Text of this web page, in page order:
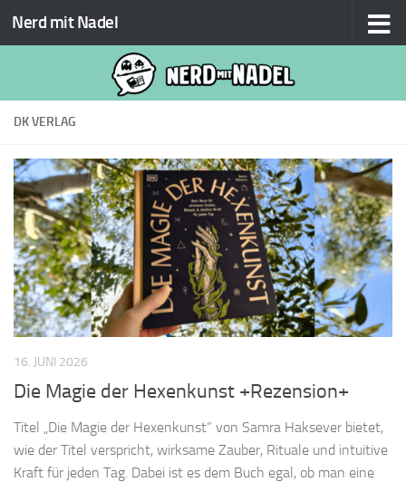
Zum Inhalt springen
Nerd mit Nadel
DK VERLAG
16. JUNI 2026
Die Magie der Hexenkunst +Rezension+
Titel „Die Magie der Hexenkunst” von Samra Haksever bietet,
wie der Titel verspricht, wirksame Zauber, Rituale und intuitive
Kraft für jeden Tag. Dabei ist es dem Buch egal, ob man eine